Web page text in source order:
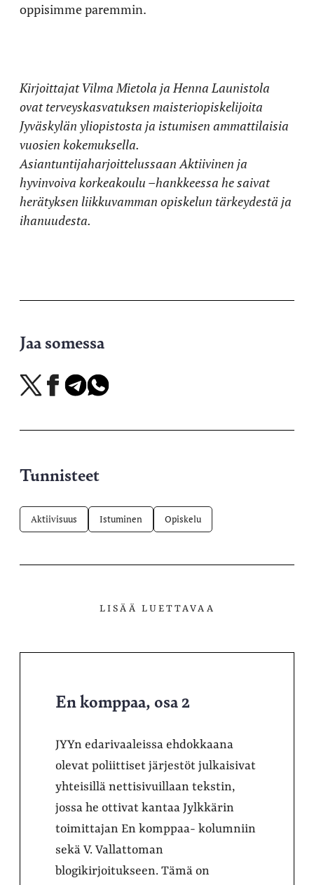
oppisimme paremmin.
Kirjoittajat Vilma Mietola ja Henna Launistola
ovat terveyskasvatuksen maisteriopiskelijoita
Jyväskylän yliopistosta ja istumisen ammattilaisia
vuosien kokemuksella.
Asiantuntijaharjoittelussaan Aktiivinen ja
hyvinvoiva korkeakoulu –hankkeessa he saivat
herätyksen liikkuvamman opiskelun tärkeydestä ja
ihanuudesta.
Jaa somessa
Jaa
X-
Jaa
Facebookissa
Jaa
Telegramissa
Jaa
WhatsAppissa
Tunnisteet
Aktiivisuus Istuminen Opiskelu
LISÄÄ LUETTAVAA
En komppaa, osa 2
JYYn edarivaaleissa ehdokkaana
olevat poliittiset järjestöt julkaisivat
yhteisillä nettisivuillaan tekstin,
jossa he ottivat kantaa Jylkkärin
toimittajan En komppaa- kolumniin
sekä V. Vallattoman
blogikirjoitukseen. Tämä on